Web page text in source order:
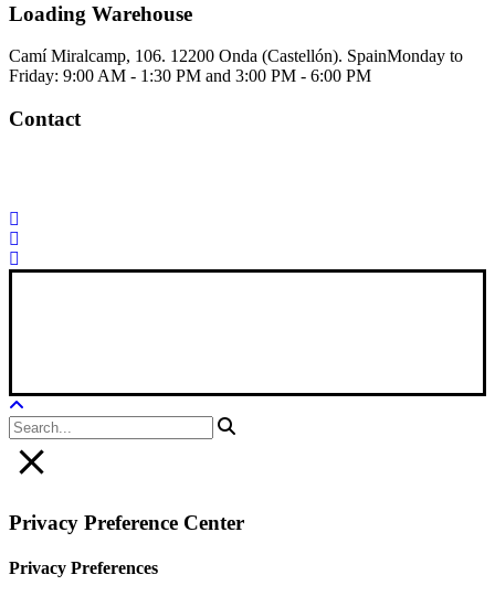
Loading Warehouse
Camí Miralcamp, 106. 12200 Onda (Castellón). SpainMonday to
Friday: 9:00 AM - 1:30 PM and 3:00 PM - 6:00 PM
Contact
Privacy Preference Center
Privacy Preferences